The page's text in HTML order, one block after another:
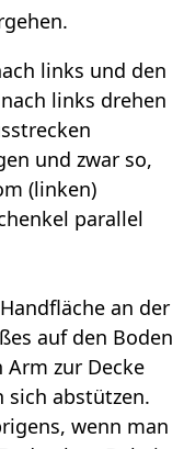
links und den
links drehen
und zwar so,
(linken)
parallel
an der
auf den Boden
Arm zur Decke
sich abstützen.
wenn man